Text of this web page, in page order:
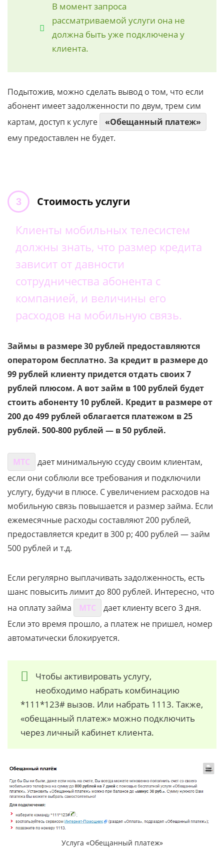
В момент запроса
рассматриваемой услуги она не
должна быть уже подключена у
клиента.
Подытожив, можно сделать вывод о том, что если
абонент имеет задолженности по двум, трем сим
картам, доступ к услуге
«Обещанный платеж»
ему предоставлен не будет.
Стоимость услуги
Клиенты мобильных телесистем
должны знать, что размер кредита
зависит от давности
сотрудничества абонента с
компанией, и величины его
расходов на мобильную связь.
Займы в размере 30 рублей предоставляются
оператором бесплатно. За кредит в размере до
99 рублей клиенту придется отдать своих 7
рублей плюсом. А вот займ в 100 рублей будет
стоить абоненту 10 рублей. Кредит в размере от
200 до 499 рублей облагается платежом в 25
рублей. 500-800 рублей — в 50 рублей.
МТС
дает минимальную ссуду своим клиентам,
если они соблюли все требования и подключили
услугу, будучи в плюсе. С увеличением расходов на
мобильную связь повышается и размер займа. Если
ежемесячные расходы составляют 200 рублей,
предоставляется кредит в 300 р; 400 рублей — займ
500 рублей и т.д.
Если регулярно выплачивать задолженность, есть
шанс повысить лимит до 800 рублей. Интересно, что
на оплату займа
МТС
дает клиенту всего 3 дня.
Если это время прошло, а платеж не пришел, номер
автоматически блокируется.
Чтобы активировать услугу,
необходимо набрать комбинацию
*111*123# вызов. Или набрать 1113. Также,
«обещанный платеж» можно подключить
через личный кабинет клиента.
Услуга «Обещанный платеж»